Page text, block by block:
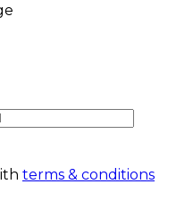
terms & conditions